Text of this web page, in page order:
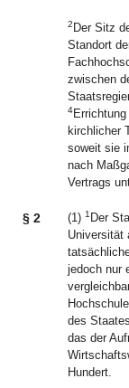
2 Der Sitz
Standort
zwischen
4
kirchlicher
soweit sie
nach
Vertrags
§ 2 (1) 1 Der
Universität
jedoch nur
des
das der
Hundert.